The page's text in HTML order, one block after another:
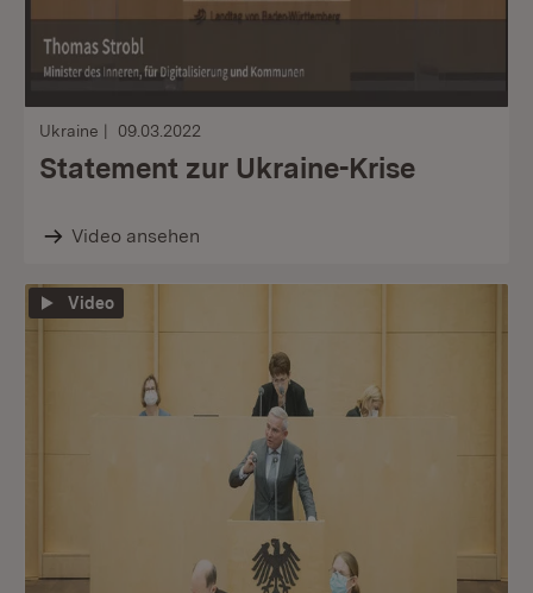
Ukraine 09.03.2022
Statement zur Ukraine-Krise
Video ansehen
Video